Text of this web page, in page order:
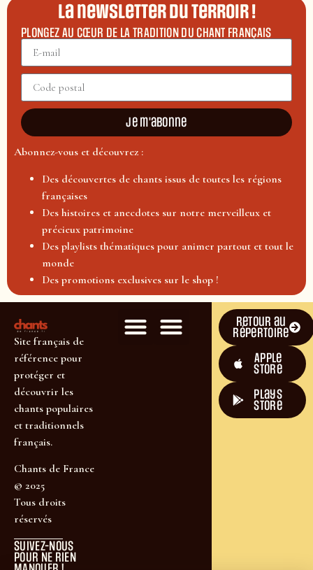
La newsletter du terroir !
PLONGEZ AU CŒUR DE LA TRADITION DU CHANT FRANÇAIS
Je m'abonne
Abonnez-vous et découvrez :
Des découvertes de chants issus de toutes les régions
françaises
Des histoires et anecdotes sur notre merveilleux et
précieux patrimoine
Des playlists thématiques pour animer partout et tout le
monde
Des promotions exclusives sur le shop !
Site français de
référence pour
protéger et
découvrir les
chants populaires
et traditionnels
français.
Chants de France
© 2025
Tous droits
réservés
SUIVEZ-NOUS
POUR NE RIEN
Retour au
répertoire
Apple
Store
plays
store